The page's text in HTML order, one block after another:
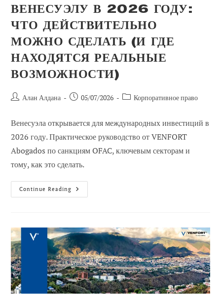
ВЕНЕСУЭЛУ В 2026 ГОДУ:
ЧТО ДЕЙСТВИТЕЛЬНО
МОЖНО СДЕЛАТЬ (И ГДЕ
НАХОДЯТСЯ РЕАЛЬНЫЕ
ВОЗМОЖНОСТИ)
АвторАлан Алдана
Сообщение
05/07/2026
Категория
Корпоративное право
Венесуэла открывается для международных инвестиций в
2026 году. Практическое руководство от VENFORT
Abogados по санкциям OFAC, ключевым секторам и
тому, как это сделать.
Continue Reading Инвестировать
В
Что
ДЕЙСТВИТЕЛЬНО
Можно
Сделать
(и
Где
Находятся
Реальные
Возможности)